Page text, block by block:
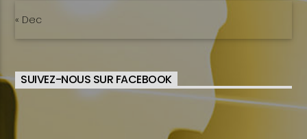
« Dec
SUIVEZ-NOUS SUR FACEBOOK